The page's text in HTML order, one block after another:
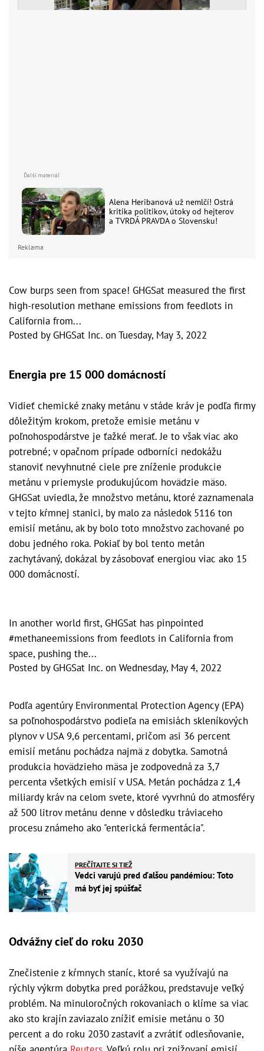
Alena Heribanová už nemlčí! Ostrá
kritika politikov, útoky od hejterov
a TVRDÁ PRAVDA o Slovensku!
Reklama
Cow burps seen from space! GHGSat measured the first
high-resolution methane emissions from feedlots in
California from...
Posted by GHGSat Inc. onTuesday, May 3, 2022
Energia pre 15 000 domácností
Vidieť chemické znaky metánu v stáde kráv je podľa firmy
dôležitým krokom, pretože emisie metánu v
poľnohospodárstve je ťažké merať. Je to však viac ako
potrebné; v opačnom prípade odborníci nedokážu
stanoviť nevyhnutné ciele pre zníženie produkcie
metánu v priemysle produkujúcom hovädzie mäso.
GHGSat uviedla, že množstvo metánu, ktoré zaznamenala
v tejto kŕmnej stanici, by malo za následok 5116 ton
emisií metánu, ak by bolo toto množstvo zachované po
dobu jedného roka. Pokiaľ by bol tento metán
zachytávaný, dokázal by zásobovať energiou viac ako 15
000 domácností.
In another world first, GHGSat has pinpointed
#methaneemissions from feedlots in California from
space, pushing the...
Posted by GHGSat Inc. on Wednesday, May 4, 2022
Podľa agentúry Environmental Protection Agency (EPA)
sa poľnohospodárstvo podieľa na emisiách skleníkových
plynov v USA 9,6 percentami, pričom asi 36 percent
emisií metánu pochádza najmä z dobytka. Samotná
produkcia hovädzieho mäsa je zodpovedná za 3,7
percenta všetkých emisií v USA. Metán pochádza z 1,4
miliardy kráv na celom svete, ktoré vyvrhnú do atmosféry
až 500 litrov metánu denne v dôsledku tráviaceho
procesu známeho ako "enterická fermentácia".
PREČÍTAJTE SI TIEŽ
Vedci varujú pred ďalšou pandémiou: Toto
má byť jej spúšťač
Odvážny cieľ do roku 2030
Znečistenie z kŕmnych staníc, ktoré sa využívajú na
rýchly výkrm dobytka pred porážkou, predstavuje veľký
problém. Na minuloročných rokovaniach o klíme sa viac
ako sto krajín zaviazalo znížiť emisie metánu o 30
percent a do roku 2030 zastaviť a zvrátiť odlesňovanie,